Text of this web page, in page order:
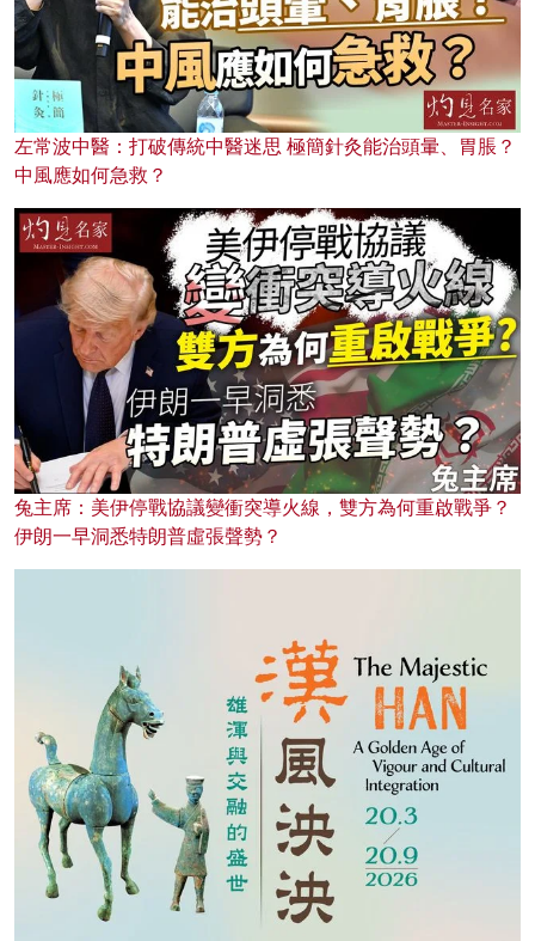
左常波中醫：打破傳統中醫迷思 極簡針灸能治頭暈、胃脹？
中風應如何急救？
兔主席：美伊停戰協議變衝突導火線，雙方為何重啟戰爭？
伊朗一早洞悉特朗普虛張聲勢？